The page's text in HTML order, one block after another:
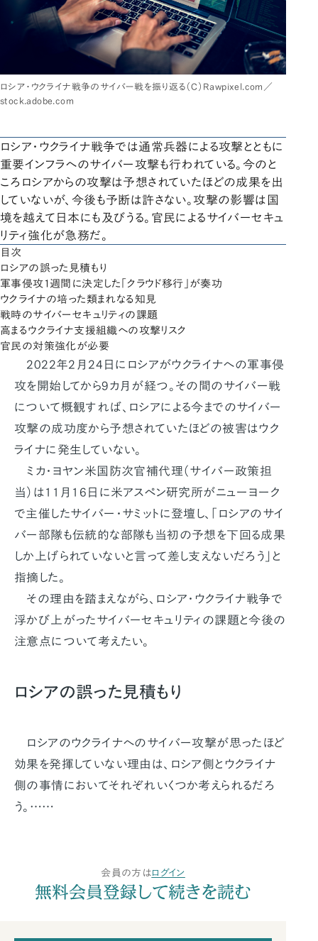
ロシア・ウクライナ戦争のサイバー戦を振り返る（C）Rawpixel.com／
stock.adobe.com
ロシア・ウクライナ戦争では通常兵器による攻撃とともに
重要インフラへのサイバー攻撃も行われている。今のと
ころロシアからの攻撃は予想されていたほどの成果を出
していないが、今後も予断は許さない。攻撃の影響は国
境を越えて日本にも及びうる。官民によるサイバーセキュ
リティ強化が急務だ。
目次
ロシアの誤った見積もり
軍事侵攻1週間に決定した「クラウド移行」が奏功
ウクライナの培った類まれなる知見
戦時のサイバーセキュリティの課題
高まるウクライナ支援組織への攻撃リスク
官民の対策強化が必要
2022年2月24日にロシアがウクライナへの軍事侵
攻を開始してから9カ月が経つ。その間のサイバー戦
について概観すれば、ロシアによる今までのサイバー
攻撃の成功度から予想されていたほどの被害はウク
ライナに発生していない。
ミカ・ヨヤン米国防次官補代理（サイバー政策担
当）は11月16日に米アスペン研究所がニューヨーク
で主催したサイバー・サミットに登壇し、「ロシアのサイ
バー部隊も伝統的な部隊も当初の予想を下回る成果
しか上げられていないと言って差し支えないだろう」と
指摘した。
その理由を踏まえながら、ロシア・ウクライナ戦争で
浮かび上がったサイバーセキュリティの課題と今後の
注意点について考えたい。
ロシアの誤った見積もり
ロシアのウクライナへのサイバー攻撃が思ったほど
効果を発揮していない理由は、ロシア側とウクライナ
側の事情においてそれぞれいくつか考えられるだろ
う。……
会員の方はログイン
無料会員登録して続きを読む